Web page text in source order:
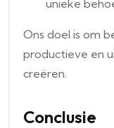
unieke
Ons doel is om
productieve en
creëren.
Conclusie